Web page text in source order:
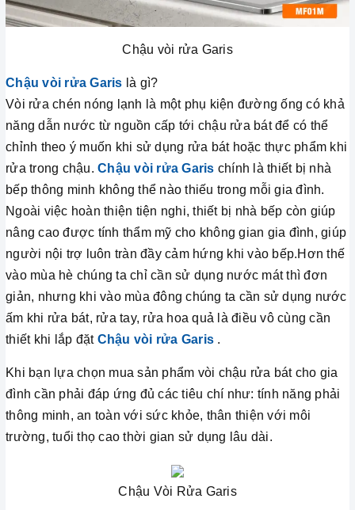
Chậu vòi rửa Garis
Chậu vòi rửa Garis là gì?
Vòi rửa chén nóng lạnh là một phụ kiện đường ống có khả
năng dẫn nước từ nguồn cấp tới chậu rửa bát để có thể
chỉnh theo ý muốn khi sử dụng rửa bát hoặc thực phẩm khi
rửa trong chậu. Chậu vòi rửa Garis chính là thiết bị nhà
bếp thông minh không thể nào thiếu trong mỗi gia đình.
Ngoài việc hoàn thiện tiện nghi, thiết bị nhà bếp còn giúp
nâng cao được tính thẩm mỹ cho không gian gia đình, giúp
người nội trợ luôn tràn đầy cảm hứng khi vào bếp.Hơn thế
vào mùa hè chúng ta chỉ cần sử dụng nước mát thì đơn
giản, nhưng khi vào mùa đông chúng ta cần sử dụng nước
ấm khi rửa bát, rửa tay, rửa hoa quả là điều vô cùng cần
thiết khi lắp đặt Chậu vòi rửa Garis .
Khi bạn lựa chọn mua sản phẩm vòi chậu rửa bát cho gia
đình cần phải đáp ứng đủ các tiêu chí như: tính năng phải
thông minh, an toàn với sức khỏe, thân thiện với môi
trường, tuổi thọ cao thời gian sử dụng lâu dài.
Chậu Vòi Rửa Garis